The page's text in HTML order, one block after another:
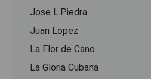
Jose L.Piedra
Juan Lopez
La Flor de Cano
La Gloria Cubana